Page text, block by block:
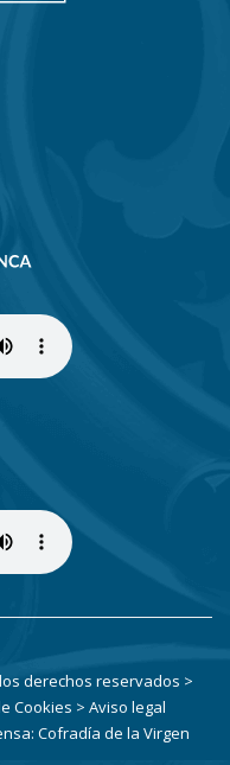
derechos reservados >
Cookies > Aviso legal
Cofradía de la Virgen